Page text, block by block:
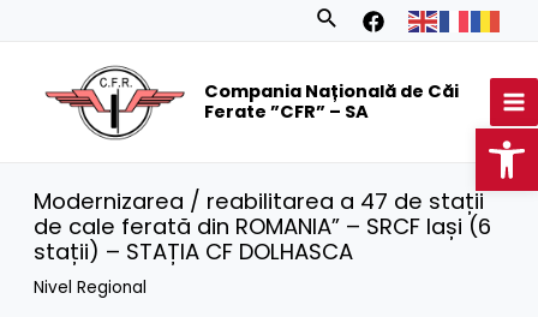
Search
Compania Națională de Căi
Ferate ”CFR” – SA
Modernizarea / reabilitarea a 47 de stații
de cale ferată din ROMANIA” – SRCF Iași (6
stații) – STAȚIA CF DOLHASCA
Nivel Regional